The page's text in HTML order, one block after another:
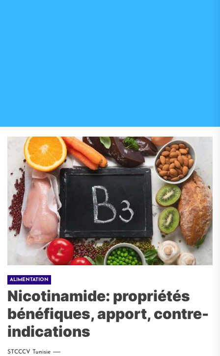
ALIMENTATION
Nicotinamide: propriétés
bénéfiques, apport, contre-
indications
STCCCV Tunisie